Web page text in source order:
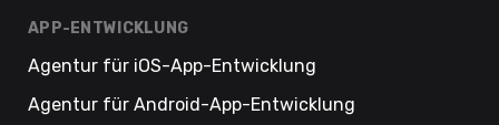
APP-ENTWICKLUNG
Agentur für iOS-App-Entwicklung
Agentur für Android-App-Entwicklung